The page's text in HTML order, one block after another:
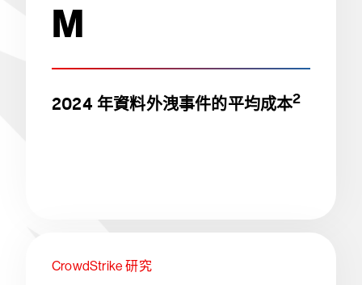
M
2024 年資料外洩事件的平均成本2
CrowdStrike 研究